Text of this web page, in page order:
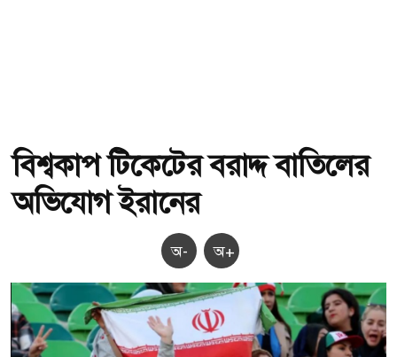
বিশ্বকাপ টিকেটের বরাদ্দ বাতিলের
অভিযোগ ইরানের
অ- অ+